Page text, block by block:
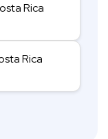
Rica
Rica